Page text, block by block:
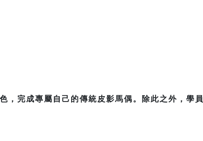
，完成專屬自己的傳統皮影馬偶。除此之外，學員